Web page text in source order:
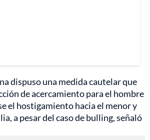
dispuso una medida cautelar que
de acercamiento para el hombre
el hostigamiento hacia el menor y
a pesar del caso de bulling, señaló